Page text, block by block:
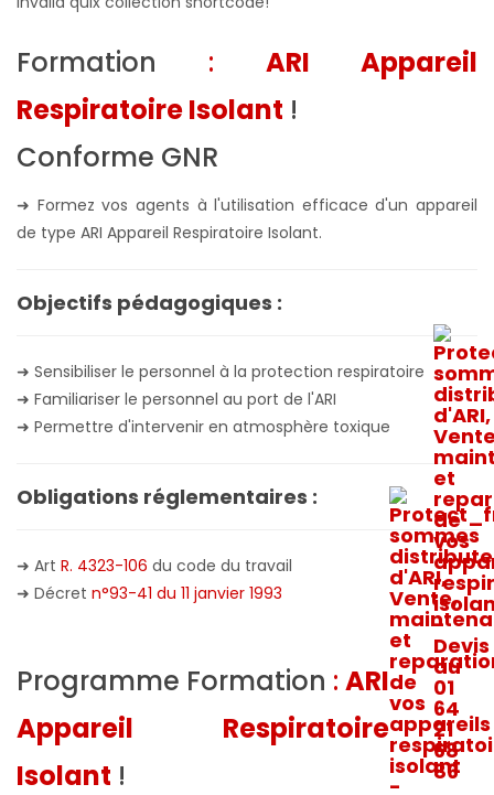
Formation : ARI Appareil
Respiratoire Isolant !
Conforme GNR
➜ Formez vos agents à l'utilisation efficace d'un appareil
de type ARI Appareil Respiratoire Isolant.
Objectifs pédagogiques :
➜ Sensibiliser le personnel à la protection respiratoire
➜ Familiariser le personnel au port de l'ARI
➜ Permettre d'intervenir en atmosphère toxique
Obligations réglementaires :
➜ Art R. 4323-106 du code du travail
➜ Décret n°93-41 du 11 janvier 1993
Programme Formation : ARI
Appareil Respiratoire
Isolant !